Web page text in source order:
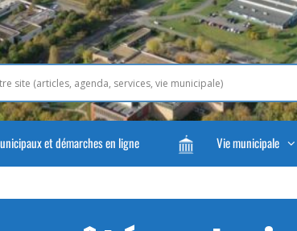
et démarches en ligne Vie municipale